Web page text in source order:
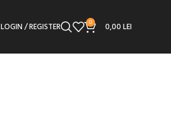
LOGIN / REGISTER 0 0,00LEI